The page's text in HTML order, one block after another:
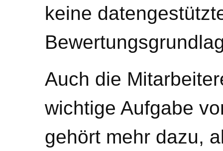
keine
Auch die
wichtige Aufgabe
gehört mehr dazu,